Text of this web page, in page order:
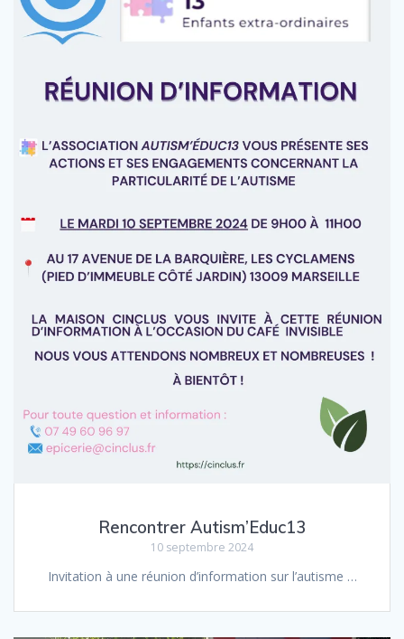
Rencontrer Autism’Educ13
10 septembre 2024
Invitation à une réunion d’information sur l’autisme …